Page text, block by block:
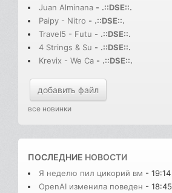
Juan Alminana - .::DSE::.
Paipy - Nitro - .::DSE::.
Travel5 - Futu - .::DSE::.
4 Strings & Su - .::DSE::.
Krevix - We Ca - .::DSE::.
добавить файл
все новинки
ПОСЛЕДНИЕ НОВОСТИ
Я неделю пил цикорий вм - 19:14
OpenAI изменила поведен - 18:45